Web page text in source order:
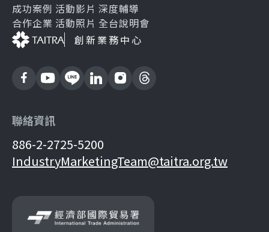
成功案例
合作企業
活動影片
活動照片
深度輔導
全台說明會
創新業務中心
聯絡資訊
886-2-2725-5200
IndustryMarketingTeam@taitra.org.tw